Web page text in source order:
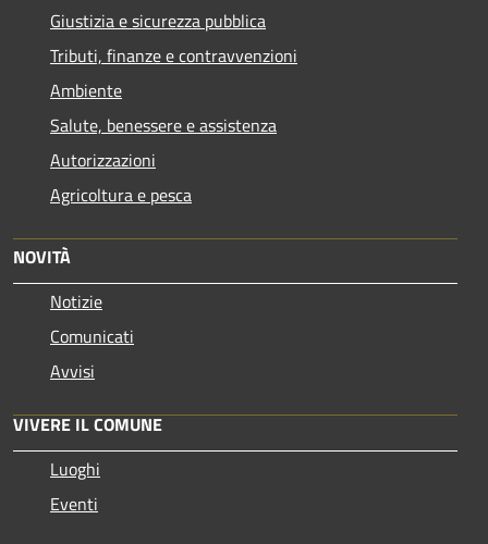
Giustizia e sicurezza pubblica
Tributi, finanze e contravvenzioni
Ambiente
Salute, benessere e assistenza
Autorizzazioni
Agricoltura e pesca
NOVITÀ
Notizie
Comunicati
Avvisi
VIVERE IL COMUNE
Luoghi
Eventi